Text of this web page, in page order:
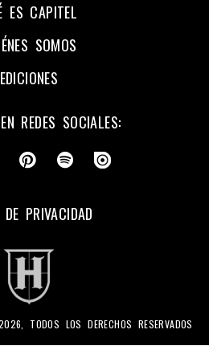
ES CAPITEL
SOMOS
EDICIONES
REDES SOCIALES:
PRIVACIDAD
TODOS LOS DERECHOS RESERVADOS